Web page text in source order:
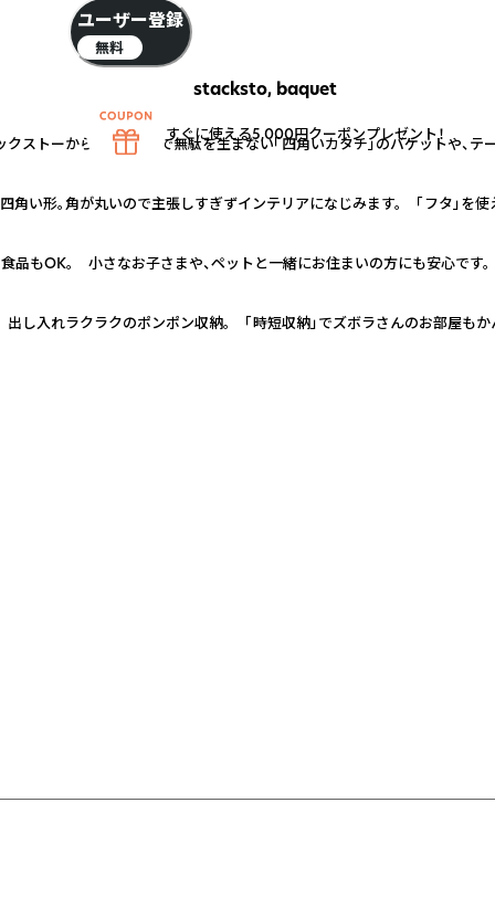
stacksto, baquet
ストーから、シンプルで無駄を生まない「四角いカタチ」のバケットや、テ
い形。角が丸いので主張しすぎずインテリアになじみます。 「フタ」を使
品もOK。 小さなお子さまや、ペットと一緒にお住まいの方にも安心です
し入れラクラクのポンポン収納。 「時短収納」でズボラさんのお部屋もか
ユーザー登録
無料
すぐに使える5,000円クーポンプレゼント！